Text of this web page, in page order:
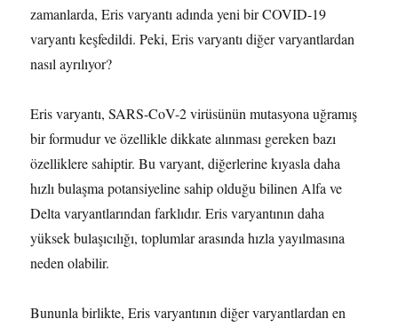
zamanlarda, Eris varyantı adında yeni bir COVID-19
varyantı keşfedildi. Peki, Eris varyantı diğer varyantlardan
nasıl ayrılıyor?
Eris varyantı, SARS-CoV-2 virüsünün mutasyona uğramış
bir formudur ve özellikle dikkate alınması gereken bazı
özelliklere sahiptir. Bu varyant, diğerlerine kıyasla daha
hızlı bulaşma potansiyeline sahip olduğu bilinen Alfa ve
Delta varyantlarından farklıdır. Eris varyantının daha
yüksek bulaşıcılığı, toplumlar arasında hızla yayılmasına
neden olabilir.
Bununla birlikte, Eris varyantının diğer varyantlardan en